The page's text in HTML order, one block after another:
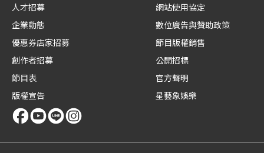
人才招募
企業動態
優惠券店家招募
創作者招募
節目表
版權宣告
網站使用協定
數位廣告與贊助政策
節目版權銷售
公開招標
官方聲明
星藝象娛樂